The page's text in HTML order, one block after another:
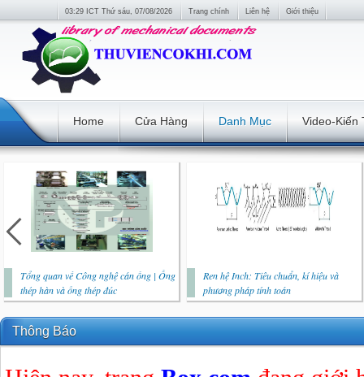
03:29 ICT Thứ sáu, 07/08/2026 Trang chính Liên hệ Giới thiệu
Home Cửa Hàng Danh Mục Video-Kiến
Tổng quan về Công nghệ cán ống | Ống
thép hàn và ống thép đúc
Ren hệ Inch: Tiêu chuẩn, kí hiệu và
phương pháp tính toán
Thông Báo